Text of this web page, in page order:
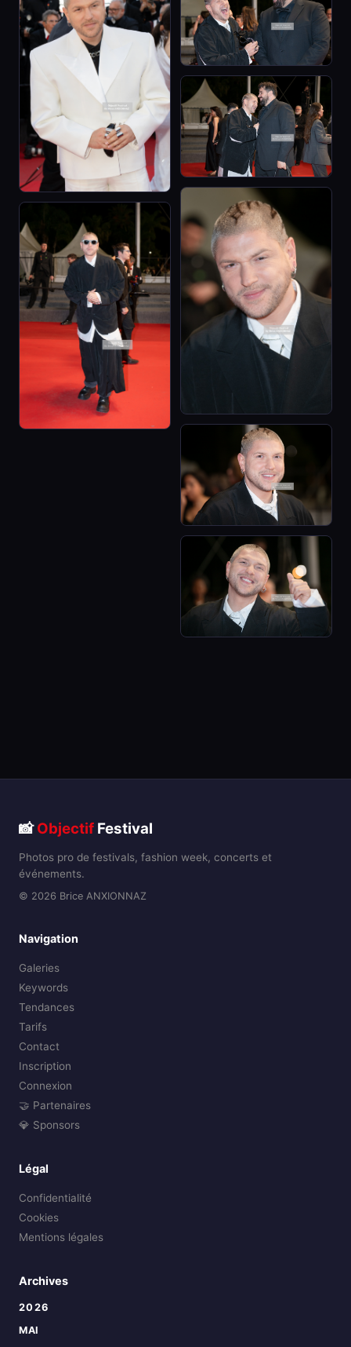
📸Objectif Festival
Photos pro de festivals, fashion week, concerts et
événements.
© 2026 Brice ANXIONNAZ
Navigation
Galeries
Keywords
Tendances
Tarifs
Contact
Inscription
Connexion
🤝 Partenaires
💎 Sponsors
Légal
Confidentialité
Cookies
Mentions légales
Archives
2026
MAI